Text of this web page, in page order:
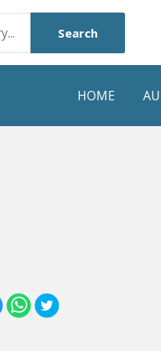
Search
HOME